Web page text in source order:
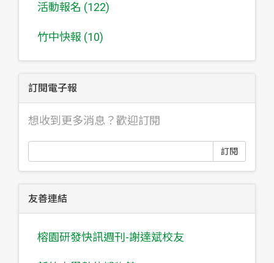
活動報名 (122)
竹中快報 (10)
訂閱電子報
想收到更多消息？歡迎訂閱
訂閱
友善連結
榕園研發快訊週刊-謝達斌校友